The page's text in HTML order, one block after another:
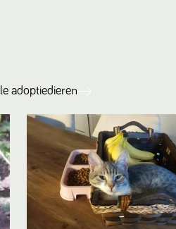
adoptiedieren